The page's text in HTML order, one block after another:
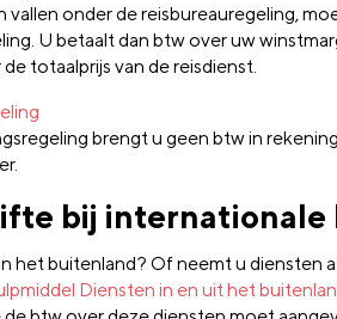
vallen onder de reisbureauregeling,
U betaalt dan btw over uw
totaalprijs van de reisdienst.
brengt u geen btw in
bij internationale
het buitenland? Of neemt u diensten
Diensten in en uit het